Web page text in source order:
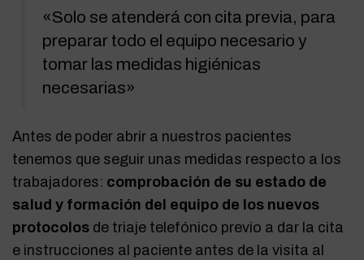
«Solo se atenderá con cita previa, para
preparar todo el equipo necesario y
tomar las medidas higiénicas
necesarias»
Antes de poder abrir a nuestros pacientes
tenemos que seguir unas medidas respecto a los
trabajadores: comprobación de su estado de
salud y formación del equipo de los nuevos
protocolos de triaje telefónico previo a dar la cita
e instrucciones al paciente antes de la visita al